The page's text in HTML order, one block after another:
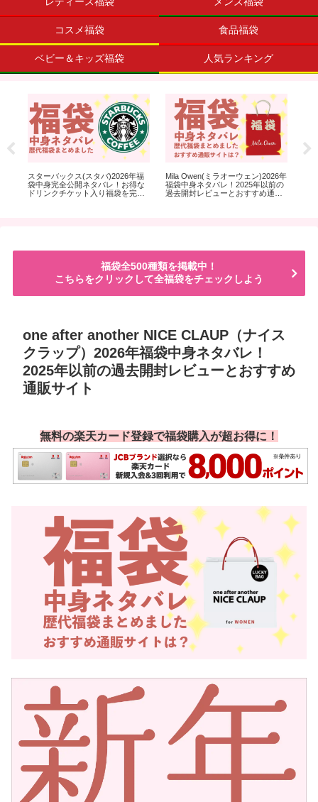
コスメ福袋 食品福袋
ベビー＆キッズ福袋 人気ランキング
スターバックス(スタバ)2026年福
袋中身完全公開ネタバレ！お得な
ドリンクチケット入り福袋を完売
Mila Owen(ミラオーウェン)2026年
福袋中身ネタバレ！2025年以前の
過去開封レビューとおすすめ通販
福袋全500種類を掲載中！
こちらをクリックして全福袋をチェックしよう
one after another NICE CLAUP（ナイス
クラップ）2026年福袋中身ネタバレ！
2025年以前の過去開封レビューとおすすめ
通販サイト
無料の楽天カード登録で福袋購入が超お得に！